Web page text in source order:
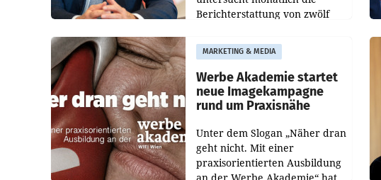
Berichterstattung von zwölf
Tageszeitungen und analysiert,
welche Politikerinnen und
Politiker Österreichs die
MARKETING & MEDIA
Werbe Akademie startet
neue Imagekampagne
rund um Praxisnähe
Unter dem Slogan „Näher dran
geht nicht. Mit einer
praxisorientierten Ausbildung